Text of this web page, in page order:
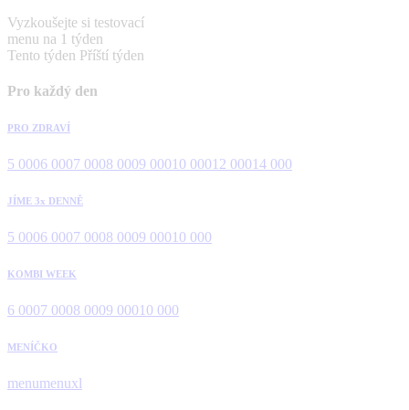
Vyzkoušejte si testovací
menu na 1 týden
Tento týden Příští týden
Pro každý den
PRO ZDRAVÍ
5 0006 0007 0008 0009 00010 00012 00014 000
JÍME 3x DENNĚ
5 0006 0007 0008 0009 00010 000
KOMBI WEEK
6 0007 0008 0009 00010 000
MENÍČKO
menumenuxl